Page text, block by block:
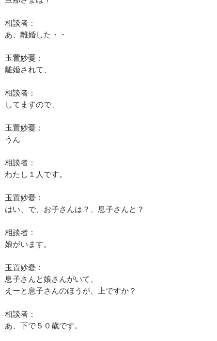
相談者：
あ、離婚した・・
玉置妙憂：
離婚されて、
相談者：
してますので、
玉置妙憂：
うん
相談者：
わたし１人です。
玉置妙憂：
はい、で、お子さんは？、息子さんと？
相談者：
娘がいます。
玉置妙憂：
息子さんと娘さんがいて、
えーと息子さんのほうが、上ですか？
相談者：
あ、下で５０歳です。